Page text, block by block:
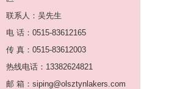
联系人：吴先生
电 话：0515-83612165
传 真：0515-83612003
热线电话：13382624821
邮 箱：siping@olsztynlakers.com